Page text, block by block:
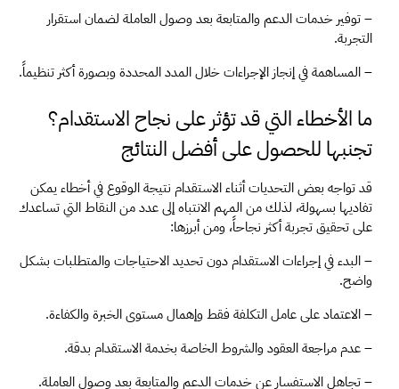
التجربة.
– المساهمة في إنجاز الإجراءات خلال المدد المحددة وبصورة أكثر تنظيماً.
ما الأخطاء التي قد تؤثر على نجاح الاستقدام؟
تجنبها للحصول على أفضل النتائج
قد تواجه بعض التحديات أثناء الاستقدام نتيجة الوقوع في أخطاء يمكن
تفاديها بسهولة، لذلك من المهم الانتباه إلى عدد من النقاط التي تساعدك
على تحقيق تجربة أكثر نجاحاً، ومن أبرزها:
– البدء في إجراءات الاستقدام دون تحديد الاحتياجات والمتطلبات بشكل
واضح.
– الاعتماد على عامل التكلفة فقط وإهمال مستوى الخبرة والكفاءة.
– عدم مراجعة العقود والشروط الخاصة بخدمة الاستقدام بدقة.
– تجاهل الاستفسار عن خدمات الدعم والمتابعة بعد وصول العاملة.